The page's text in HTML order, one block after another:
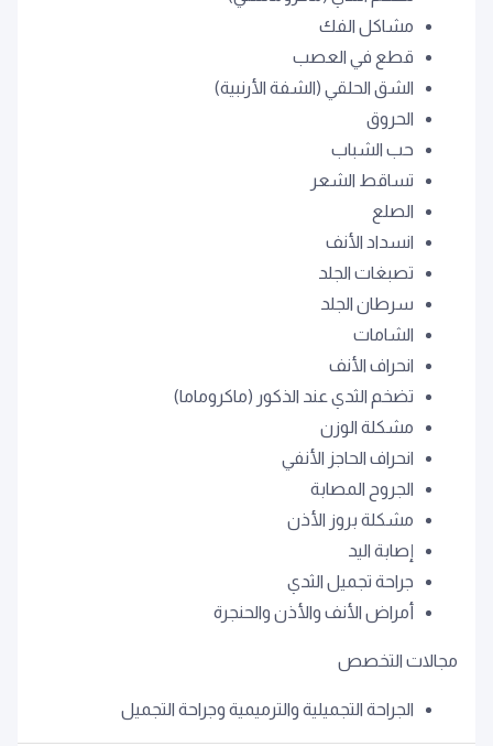
مشاكل الفك
قطع في العصب
الشق الحلقي (الشفة الأرنبية)
الحروق
حب الشباب
تساقط الشعر
الصلع
انسداد الأنف
تصبغات الجلد
سرطان الجلد
الشامات
انحراف الأنف
تضخم الثدي عند الذكور (ماكروماما)
مشكلة الوزن
انحراف الحاجز الأنفي
الجروح المصابة
مشكلة بروز الأذن
إصابة اليد
جراحة تجميل الثدي
أمراض الأنف والأذن والحنجرة
مجالات التخصص
الجراحة التجميلية والترميمية وجراحة التجميل